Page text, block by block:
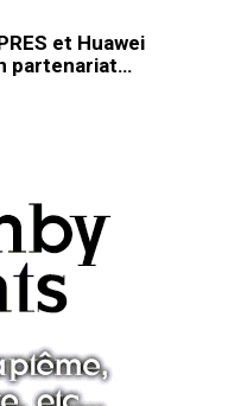
et Huawei
partenariat…